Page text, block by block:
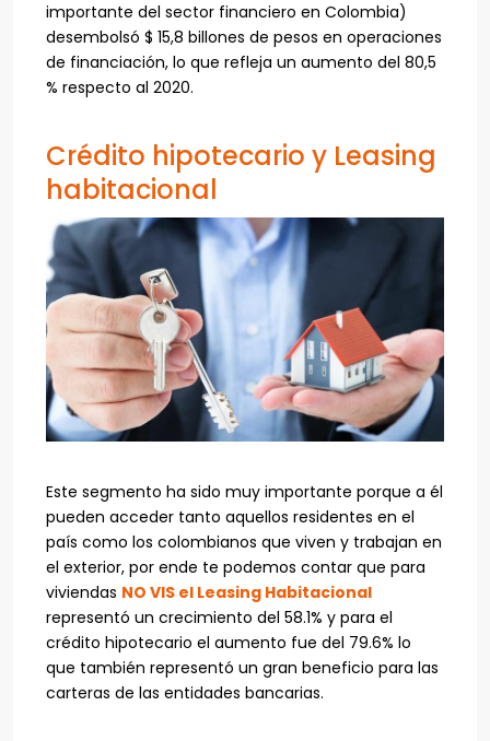
importante del sector financiero en Colombia)
desembolsó $ 15,8 billones de pesos en operaciones
de financiación, lo que refleja un aumento del 80,5
% respecto al 2020.
Crédito hipotecario y Leasing
habitacional
Este segmento ha sido muy importante porque a él
pueden acceder tanto aquellos residentes en el
país como los colombianos que viven y trabajan en
el exterior, por ende te podemos contar que para
viviendas NO VIS el Leasing Habitacional
representó un crecimiento del 58.1% y para el
crédito hipotecario el aumento fue del 79.6% lo
que también representó un gran beneficio para las
carteras de las entidades bancarias.